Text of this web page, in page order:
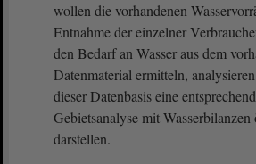
wollen die vorhandenen
Entnahme der einzelner
den Bedarf an Wasser aus dem
Datenmaterial ermitteln,
dieser Datenbasis eine
Gebietsanalyse mit
darstellen.